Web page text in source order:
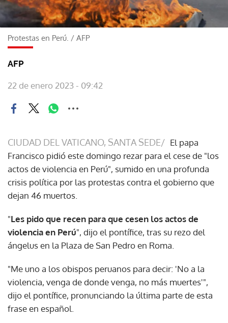
Protestas en Perú. / AFP
AFP
22 de enero 2023 - 09:42
CIUDAD DEL VATICANO, SANTA SEDE/ El papa
Francisco pidió este domingo rezar para el cese de "los
actos de violencia en Perú", sumido en una profunda
crisis política por las protestas contra el gobierno que
dejan 46 muertos.
"Les pido que recen para que cesen los actos de
violencia en Perú", dijo el pontífice, tras su rezo del
ángelus en la Plaza de San Pedro en Roma.
"Me uno a los obispos peruanos para decir: 'No a la
violencia, venga de donde venga, no más muertes'",
dijo el pontífice, pronunciando la última parte de esta
frase en español.